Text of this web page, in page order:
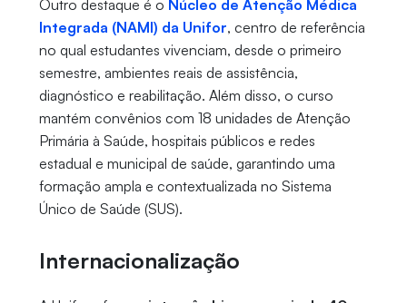
Outro destaque é o Núcleo de Atenção Médica
Integrada (NAMI) da Unifor, centro de referência
no qual estudantes vivenciam, desde o primeiro
semestre, ambientes reais de assistência,
diagnóstico e reabilitação. Além disso, o curso
mantém convênios com 18 unidades de Atenção
Primária à Saúde, hospitais públicos e redes
estadual e municipal de saúde, garantindo uma
formação ampla e contextualizada no Sistema
Único de Saúde (SUS).
Internacionalização